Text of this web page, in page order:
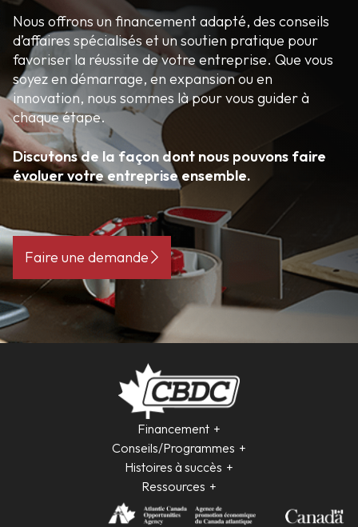
Nous offrons un financement adapté, des conseils
d’affaires spécialisés et un soutien pratique pour
favoriser la réussite de votre entreprise. Que vous
soyez en démarrage, en expansion ou en
innovation, nous sommes là pour vous guider à
chaque étape.
Discutons de la façon dont nous pouvons faire
évoluer votre entreprise ensemble.
Faire une demande
Financement
Conseils/Programmes
Histoires à succès
Ressources